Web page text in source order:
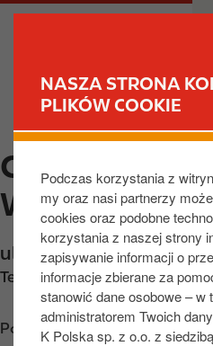
NASZA STRONA
PLIKÓW COOKIE
Podczas korzystania z
my oraz nasi partnerzy
cookies oraz podobne
korzystania z naszej strony
zapisywanie informacji o
informacje zbierane za
stanowić dane osobowe – w
administratorem Twoich
K Polska sp. z o.o. z
d
o
t
e
ś
M
v
CIRCLE K
WARECKA
ul. Warecka 14-20,Łódź
Telefon: +48426505212
Poznaj wskazówki dojazdu